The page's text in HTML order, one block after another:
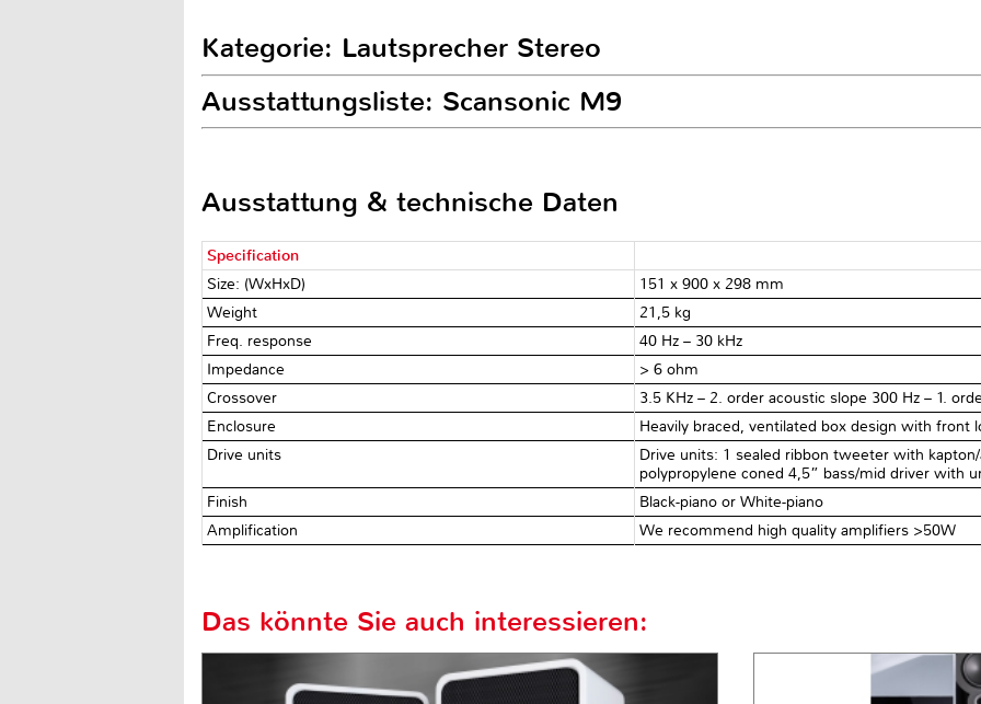
Kategorie: Lautsprecher Stereo
Ausstattungsliste: Scansonic M9
Ausstattung & technische Daten
Specification
Size: (WxHxD)
151 x 900 x 298 mm
Weight
21,5 kg
Freq. response
40 Hz – 30 kHz
Impedance
> 6 ohm
Crossover
3.5 KHz – 2. order acoustic slope 300 Hz – 1.
Enclosure
Heavily braced, ventilated box design with front
Drive units
Drive units: 1 sealed ribbon tweeter with
polypropylene coned 4,5” bass/mid driver with
Finish
Black-piano or White-piano
Amplification
We recommend high quality amplifiers >50W
Das könnte Sie auch interessieren: